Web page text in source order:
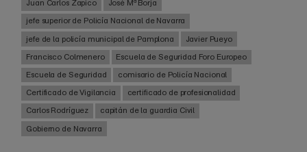
Juan Carlos Zapico
José Mª Borja
jefe superior de Policía Nacional de Navarra
jefe de la policía municipal de Pamplona
Javier Pueyo
Francisco Colmenero
Escuela de Seguridad Foro Europeo
Escuela de Seguridad
comisario de Policía Nacional
Certificado de Vigilancia
certificado de profesionalidad
Carlos Rodríguez
capitán de la guardia Civil
Gobierno de Navarra